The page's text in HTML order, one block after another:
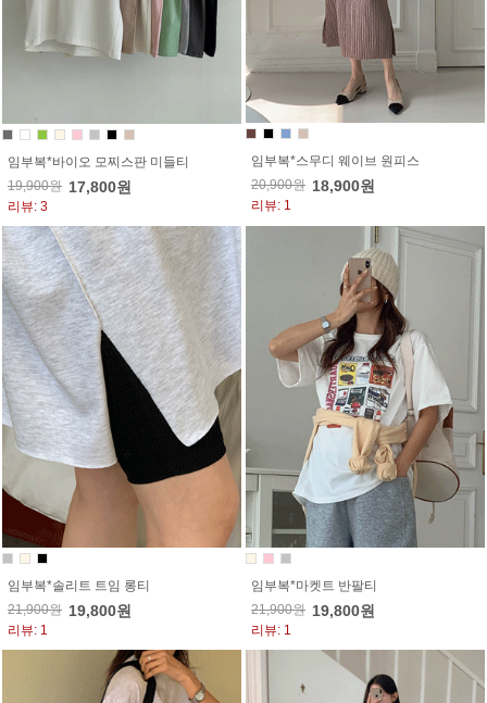
임부복*바이오 모찌스판 미들티
19,900원 17,800원
리뷰: 3
임부복*스무디 웨이브 원피스
20,900원 18,900원
리뷰: 1
임부복*솔리트 트임 롱티
21,900원 19,800원
리뷰: 1
임부복*마켓트 반팔티
21,900원 19,800원
리뷰: 1